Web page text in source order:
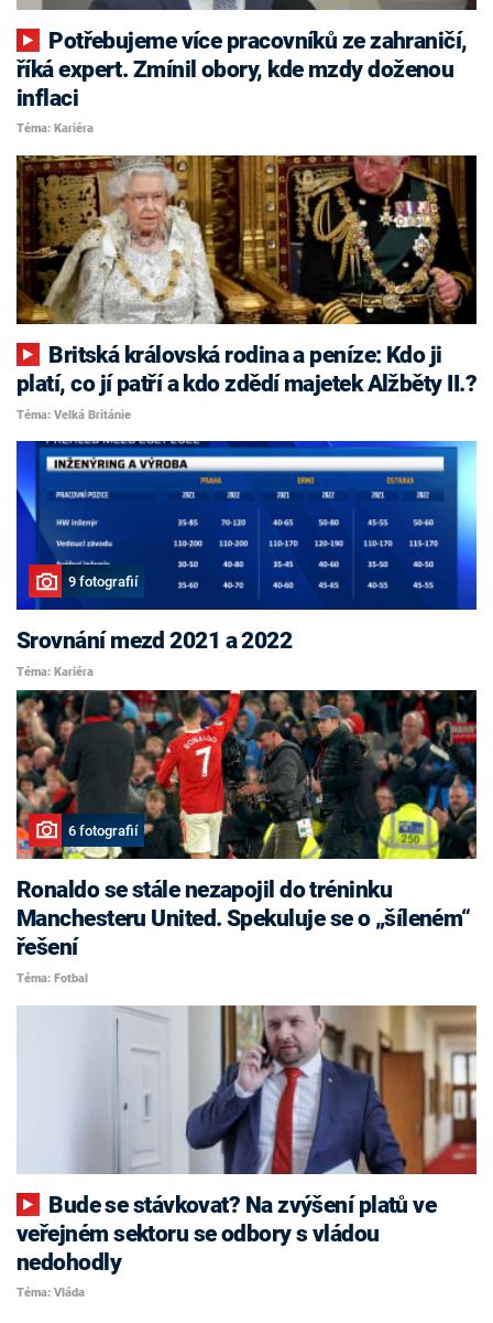
říká expert. Zmínil obory, kde mzdy doženou
inflaci
Téma: Kariéra
platí, co jí patří a kdo zdědí majetek Alžběty II.?
Téma: Velká Británie
9 fotografií
Srovnání mezd 2021 a 2022
Téma: Kariéra
6 fotografií
Ronaldo se stále nezapojil do tréninku
Manchesteru United. Spekuluje se o „šíleném“
řešení
Téma: Fotbal
veřejném sektoru se odbory s vládou
nedohodly
Téma: Vláda